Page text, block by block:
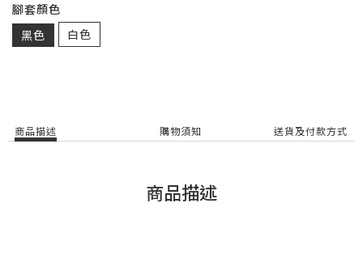
腳套顏色
黑色
白色
商品描述 購物須知 送貨及付款方式
商品描述